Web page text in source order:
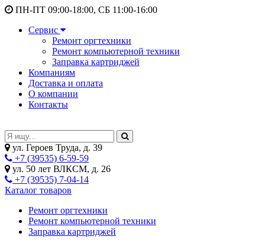
ПН-ПТ 09:00-18:00, СБ 11:00-16:00
Сервис
Ремонт оргтехники
Ремонт компьютерной техники
Заправка картриджей
Компаниям
Доставка и оплата
О компании
Контакты
ул. Героев Труда, д. 39
+7 (39535) 6-59-59
ул. 50 лет ВЛКСМ, д. 26
+7 (39535) 7-04-14
Каталог товаров
Ремонт оргтехники
Ремонт компьютерной техники
Заправка картриджей